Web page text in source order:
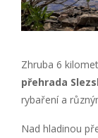
Zhruba 6
přehrada
rybaření a
Nad hladinou